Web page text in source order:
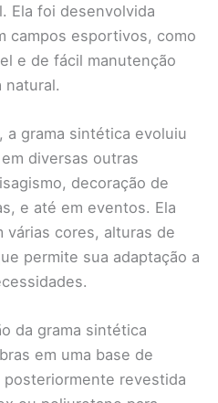
Ela foi desenvolvida
campos esportivos, como
e de fácil manutenção
natural.
a grama sintética evoluiu
diversas outras
decoração de
e até em eventos. Ela
várias cores, alturas de
permite sua adaptação a
da grama sintética
em uma base de
revestida